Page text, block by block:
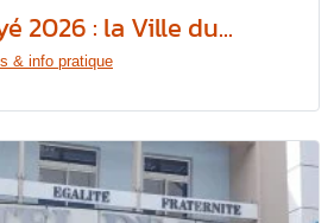
2026 : la Ville du...
& info pratique